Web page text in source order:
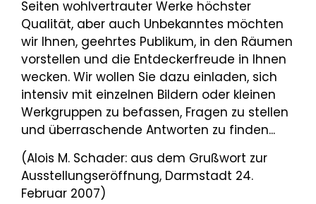
Seiten wohlvertrauter Werke höchster
Qualität, aber auch Unbekanntes möchten
wir Ihnen, geehrtes Publikum, in den Räumen
vorstellen und die Entdeckerfreude in Ihnen
wecken. Wir wollen Sie dazu einladen, sich
intensiv mit einzelnen Bildern oder kleinen
Werkgruppen zu befassen, Fragen zu stellen
und überraschende Antworten zu finden...
(Alois M. Schader: aus dem Grußwort zur
Ausstellungseröffnung, Darmstadt 24.
Februar 2007)